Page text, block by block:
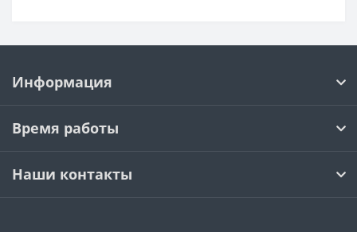
Информация
Время работы
Наши контакты